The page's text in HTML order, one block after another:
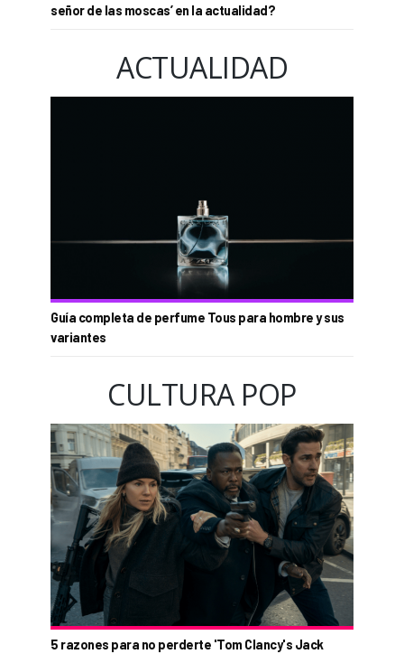
señor de las moscas’ en la actualidad?
ACTUALIDAD
Guía completa de perfume Tous para hombre y sus
variantes
CULTURA POP
5 razones para no perderte 'Tom Clancy's Jack